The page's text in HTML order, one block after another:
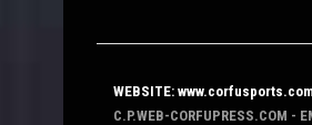
WEBSITE:
C.P.WEB-